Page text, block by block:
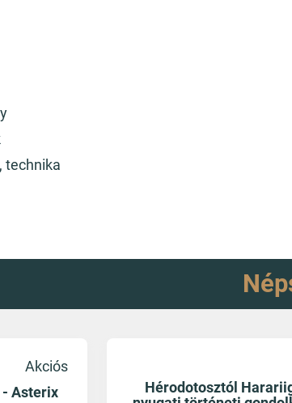
technika
Asterix
Akciós
Hérodotosztól